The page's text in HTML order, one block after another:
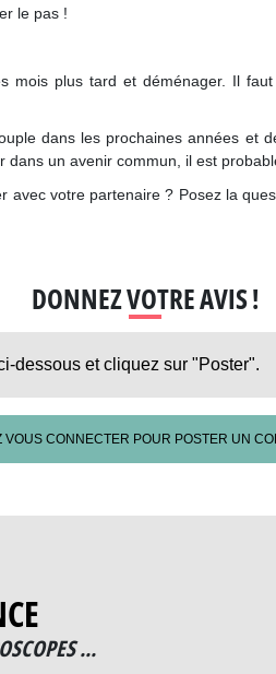
le pas !
plus tard et déménager. Il
dans les prochaines années
un avenir commun, il est
avec votre partenaire ? Posez la
DONNEZ VOTRE AVIS !
dessous et cliquez sur "Poster".
VOUS CONNECTER POUR POSTER UN
...